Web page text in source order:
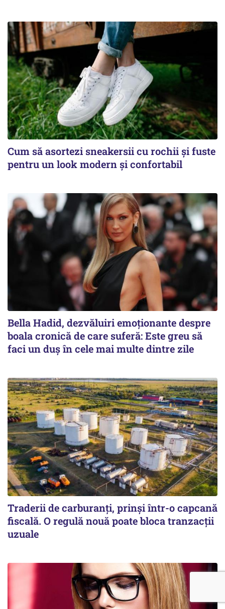
Cum să asortezi sneakersii cu rochii și fuste
pentru un look modern și confortabil
Bella Hadid, dezvăluiri emoționante despre
boala cronică de care suferă: Este greu să
faci un duș în cele mai multe dintre zile
Traderii de carburanți, prinși într-o capcană
fiscală. O regulă nouă poate bloca tranzacții
uzuale